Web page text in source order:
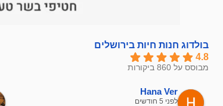
בולדוג חנות חיות בירושלים
4.8
מבוסס על 860 ביקורות
Hana Ver
לפני 5 חודשים